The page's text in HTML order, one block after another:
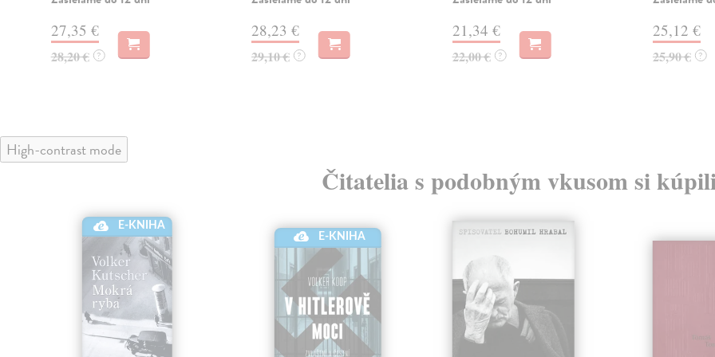
27,35 €
28,20 € ?
28,23 €
29,10 € ?
21,34 €
22,00 € ?
25,12 €
25,90 € ?
High-contrast mode
Čitatelia s podobným vkusom si
E-KNIHA
E-KNIHA